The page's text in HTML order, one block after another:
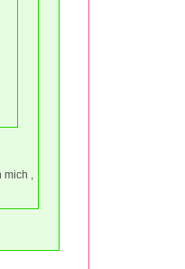
,